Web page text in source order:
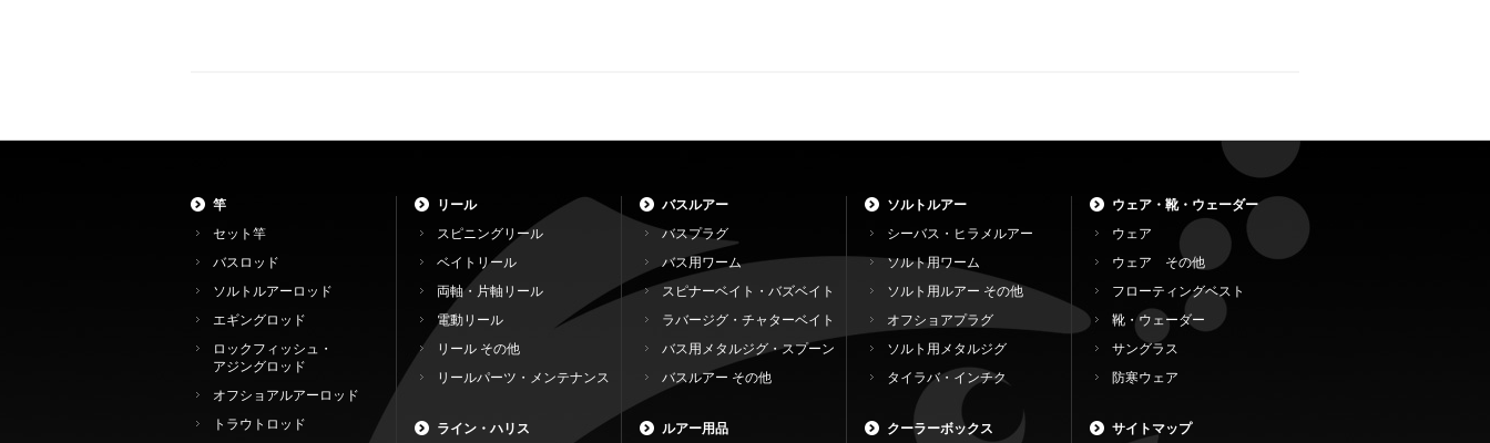
竿
セット竿
バスロッド
ソルトルアーロッド
エギングロッド
ロックフィッシュ・
アジングロッド
オフショアルアーロッド
トラウトロッド
リール
スピニングリール
ベイトリール
両軸・片軸リール
電動リール
リール その他
リールパーツ・メンテナンス
ライン・ハリス
バスルアー
バスプラグ
バス用ワーム
スピナーベイト・バズベイト
ラバージグ・チャターベイト
バス用メタルジグ・スプーン
バスルアー その他
ルアー用品
ソルトルアー
シーバス・ヒラメルアー
ソルト用ワーム
ソルト用ルアー その他
オフショアプラグ
ソルト用メタルジグ
タイラバ・インチク
クーラーボックス
ウェア・靴・ウェーダー
ウェア
ウェア その他
フローティングベスト
靴・ウェーダー
サングラス
防寒ウェア
サイトマップ